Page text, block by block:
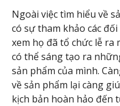
Ngoài việc tìm hiểu về
có sự tham khảo các
xem họ đã tổ chức lễ ra
có thể sáng tạo ra
sản phẩm của mình.
về sản phẩm lại càng
kịch bản hoàn hảo đến